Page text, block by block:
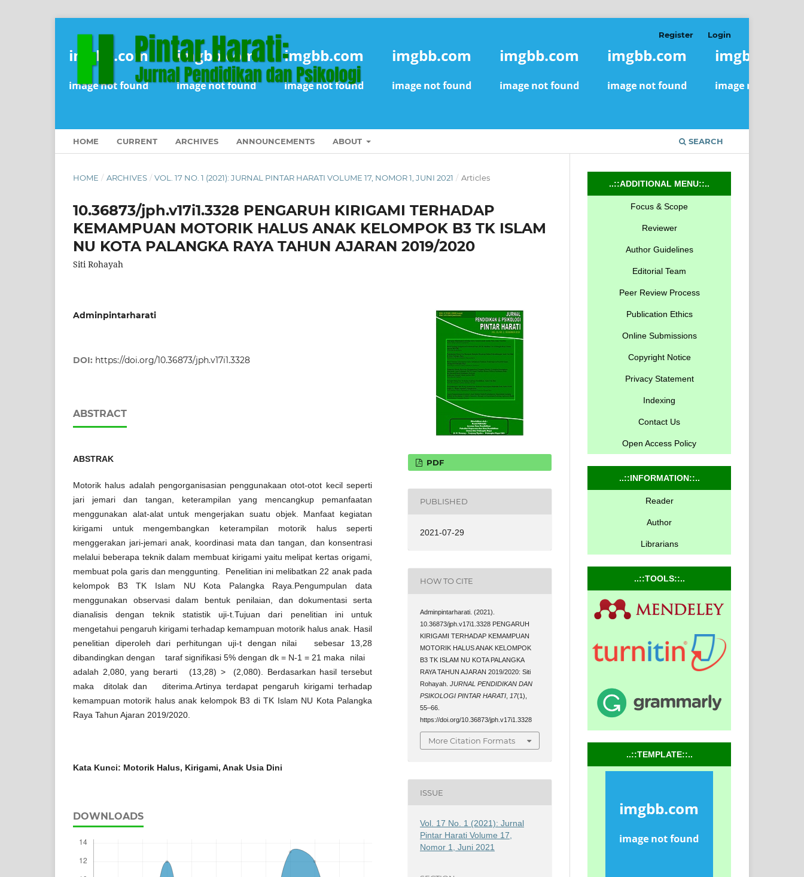
HOME CURRENT ARCHIVES ANNOUNCEMENTS ABOUT SEARCH
Register Login
HOME / ARCHIVES / VOL. 17 NO. 1 (2021): JURNAL PINTAR HARATI VOLUME 17, NOMOR 1, JUNI 2021 / Articles
10.36873/jph.v17i1.3328 PENGARUH KIRIGAMI TERHADAP
KEMAMPUAN MOTORIK HALUS ANAK KELOMPOK B3 TK ISLAM
NU KOTA PALANGKA RAYA TAHUN AJARAN 2019/2020
Siti Rohayah
Adminpintarharati
DOI: https://doi.org/10.36873/jph.v17i1.3328
ABSTRACT
ABSTRAK
Motorik halus adalah pengorganisasian penggunakaan otot-otot kecil seperti
jari jemari dan tangan, keterampilan yang mencangkup pemanfaatan
menggunakan alat-alat untuk mengerjakan suatu objek. Manfaat kegiatan
kirigami untuk mengembangkan keterampilan motorik halus seperti
menggerakan jari-jemari anak, koordinasi mata dan tangan, dan konsentrasi
melalui beberapa teknik dalam membuat kirigami yaitu melipat kertas origami,
membuat pola garis dan menggunting. Penelitian ini melibatkan 22 anak pada
kelompok B3 TK Islam NU Kota Palangka Raya.Pengumpulan data
menggunakan observasi dalam bentuk penilaian, dan dokumentasi serta
dianalisis dengan teknik statistik uji-t.Tujuan dari penelitian ini untuk
mengetahui pengaruh kirigami terhadap kemampuan motorik halus anak. Hasil
penelitian diperoleh dari perhitungan uji-t dengan nilai sebesar 13,28
dibandingkan dengan taraf signifikasi 5% dengan dk = N-1 = 21 maka nilai
adalah 2,080, yang berarti (13,28) > (2,080). Berdasarkan hasil tersebut
maka ditolak dan diterima.Artinya terdapat pengaruh kirigami terhadap
kemampuan motorik halus anak kelompok B3 di TK Islam NU Kota Palangka
Raya Tahun Ajaran 2019/2020.
Kata Kunci: Motorik Halus, Kirigami, Anak Usia Dini
DOWNLOADS
PDF
PUBLISHED
2021-07-29
HOW TO CITE
Adminpintarharati. (2021).
10.36873/jph.v17i1.3328 PENGARUH
KIRIGAMI TERHADAP KEMAMPUAN
MOTORIK HALUS ANAK KELOMPOK
B3 TK ISLAM NU KOTA PALANGKA
RAYA TAHUN AJARAN 2019/2020: Siti
Rohayah.JURNAL PENDIDIKAN DAN
PSIKOLOGI PINTAR HARATI 17(1),
55–66.
https://doi.org/10.36873/jph.v17i1.3328
More Citation Formats
ISSUE
Vol. 17 No. 1 (2021): Jurnal
Pintar Harati Volume 17,
Nomor 1, Juni 2021
..::ADDITIONAL MENU::..
Focus & Scope
Reviewer
Author Guidelines
Editorial Team
Peer Review Process
Publication Ethics
Online Submissions
Copyright Notice
Privacy Statement
Indexing
Contact Us
Open Access Policy
..::INFORMATION::..
Reader
Author
Librarians
..::TOOLS::..
..::TEMPLATE::..